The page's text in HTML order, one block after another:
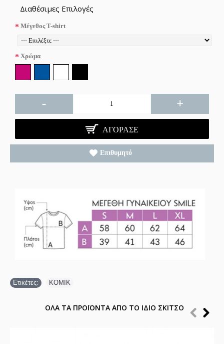
Διαθέσιμες Επιλογές
Μέγεθος T-shirt
Χρώμα
- +
ΑΓΌΡΑΣΕ
Επιθυμητό
Ετικέτες: ΚΟΜΙΚ
ΟΛΑ ΤΑ ΠΡΟΪΟΝΤΑ ΑΠΟ ΤΟ ΙΔΙΟ ΣΚΙΤΣΟ